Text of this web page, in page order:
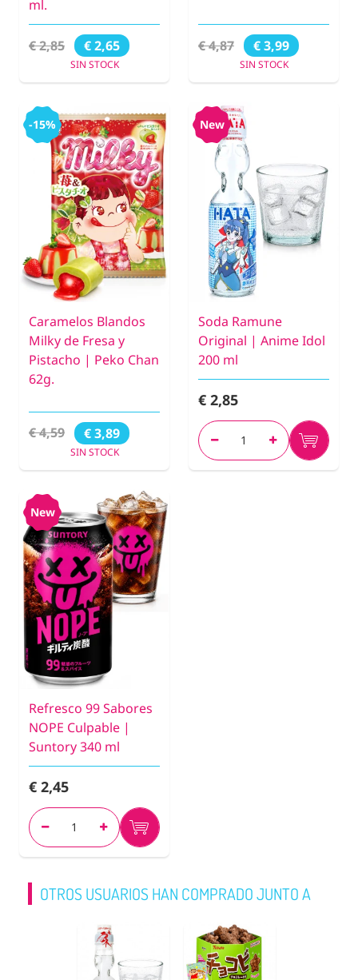
ml.
€ 2,85 € 2,65
SIN STOCK
€ 4,87 € 3,99
SIN STOCK
-15%
Caramelos Blandos
Milky de Fresa y
Pistacho | Peko Chan
62g.
€ 4,59 € 3,89
SIN STOCK
New
Soda Ramune
Original | Anime Idol
200 ml
€ 2,85
New
Refresco 99 Sabores
NOPE Culpable |
Suntory 340 ml
€ 2,45
OTROS USUARIOS HAN COMPRADO JUNTO A